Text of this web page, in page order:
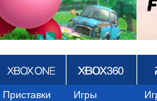
Xbox One
Приставки
Xbox 360
Игры